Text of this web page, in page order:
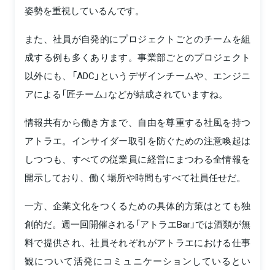
姿勢を重視しているんです。
また、社員が自発的にプロジェクトごとのチームを組
成する例も多くあります。事業部ごとのプロジェクト
以外にも、「ADC」というデザインチームや、エンジニ
アによる「匠チーム」などが結成されていますね。
情報共有から働き方まで、自由を尊重する社風を持つ
アトラエ。インサイダー取引を防ぐための注意喚起は
しつつも、すべての従業員に経営にまつわる全情報を
開示しており、働く場所や時間もすべて社員任せだ。
一方、企業文化をつくるための具体的方策はとても独
創的だ。週一回開催される「アトラエBar」では酒類が無
料で提供され、社員それぞれがアトラエにおける仕事
観について活発にコミュニケーションしているとい